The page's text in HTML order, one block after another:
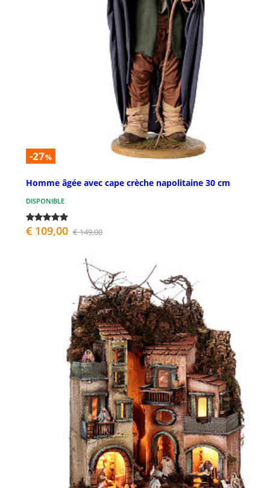
-27%
Homme âgée avec cape crèche napolitaine 30 cm
DISPONIBLE
€ 109,00 € 149,00